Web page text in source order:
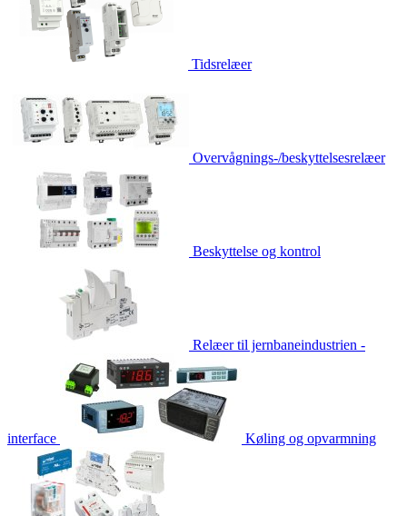
Tidsrelæer
Overvågnings-/beskyttelsesrelæer
Beskyttelse og kontrol
Relæer til jernbaneindustrien -
interface Køling og opvarmning